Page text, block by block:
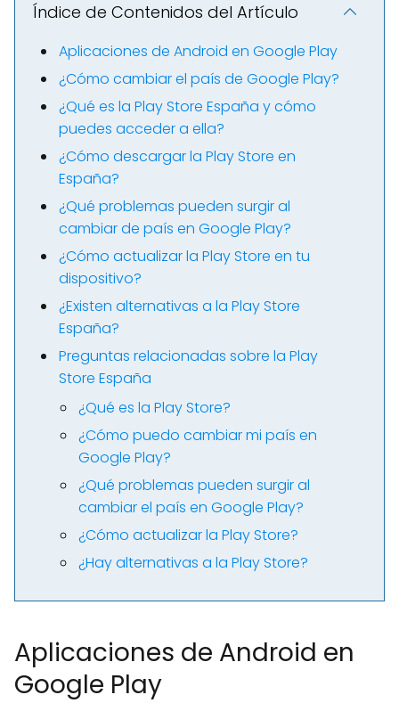
Índice de Contenidos del Artículo
Aplicaciones de Android en Google Play
¿Cómo cambiar el país de Google Play?
¿Qué es la Play Store España y cómo
puedes acceder a ella?
¿Cómo descargar la Play Store en
España?
¿Qué problemas pueden surgir al
cambiar de país en Google Play?
¿Cómo actualizar la Play Store en tu
dispositivo?
¿Existen alternativas a la Play Store
España?
Preguntas relacionadas sobre la Play
Store España
¿Qué es la Play Store?
¿Cómo puedo cambiar mi país en
Google Play?
¿Qué problemas pueden surgir al
cambiar el país en Google Play?
¿Cómo actualizar la Play Store?
¿Hay alternativas a la Play Store?
Aplicaciones de Android en
Google Play